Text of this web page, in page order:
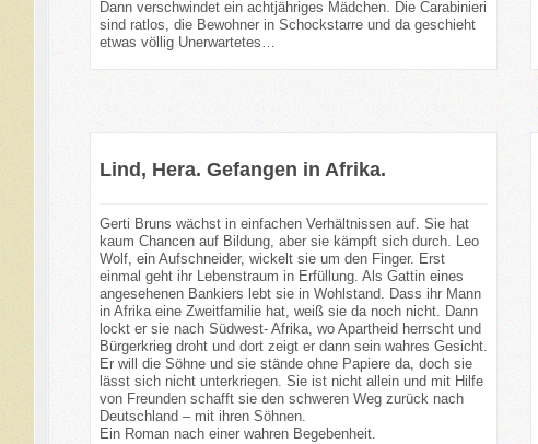
Dann verschwindet ein achtjähriges Mädchen. Die Carabinieri
sind ratlos, die Bewohner in Schockstarre und da geschieht
etwas völlig Unerwartetes…
Lind, Hera. Gefangen in Afrika.
Gerti Bruns wächst in einfachen Verhältnissen auf. Sie hat
kaum Chancen auf Bildung, aber sie kämpft sich durch. Leo
Wolf, ein Aufschneider, wickelt sie um den Finger. Erst
einmal geht ihr Lebenstraum in Erfüllung. Als Gattin eines
angesehenen Bankiers lebt sie in Wohlstand. Dass ihr Mann
in Afrika eine Zweitfamilie hat, weiß sie da noch nicht. Dann
lockt er sie nach Südwest- Afrika, wo Apartheid herrscht und
Bürgerkrieg droht und dort zeigt er dann sein wahres Gesicht.
Er will die Söhne und sie stände ohne Papiere da, doch sie
lässt sich nicht unterkriegen. Sie ist nicht allein und mit Hilfe
von Freunden schafft sie den schweren Weg zurück nach
Deutschland – mit ihren Söhnen.
Ein Roman nach einer wahren Begebenheit.